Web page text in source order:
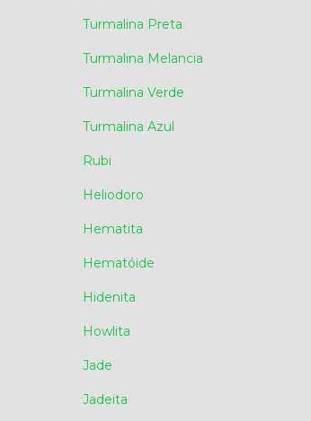
Turmalina Preta
Turmalina Melancia
Turmalina Verde
Turmalina Azul
Rubi
Heliodoro
Hematita
Hematóide
Hidenita
Howlita
Jade
Jadeita